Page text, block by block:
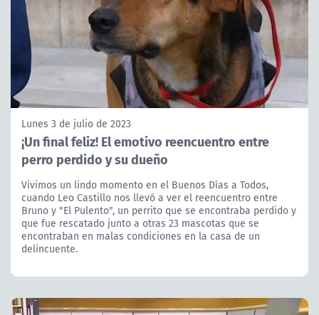
Lunes 3 de julio de 2023
¡Un final feliz! El emotivo reencuentro entre
perro perdido y su dueño
Vivimos un lindo momento en el Buenos Días a Todos,
cuando Leo Castillo nos llevó a ver el reencuentro entre
Bruno y "El Pulento", un perrito que se encontraba perdido y
que fue rescatado junto a otras 23 mascotas que se
encontraban en malas condiciones en la casa de un
delincuente.